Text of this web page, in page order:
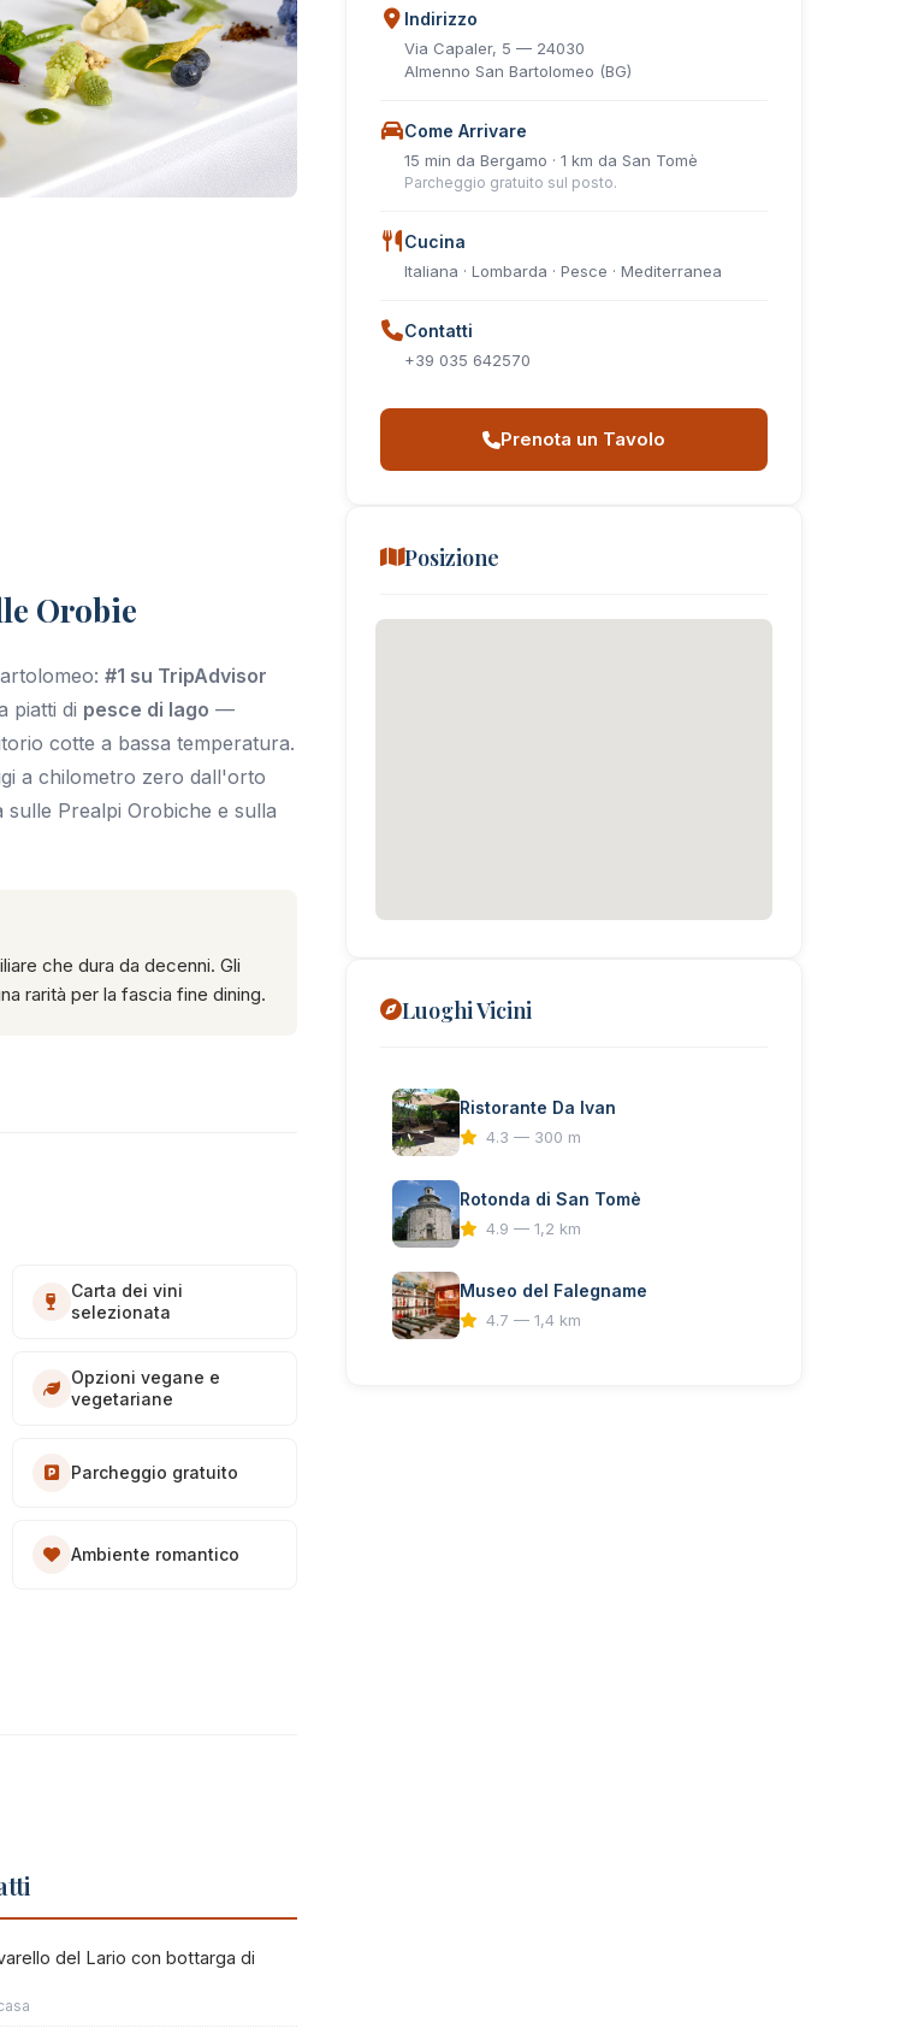
Orobie
#1 su TripAdvisor
piatti di pesce di lago —
cotte a bassa temperatura.
a chilometro zero dall'orto
Prealpi Orobiche e sulla
che dura da decenni. Gli
rarità per la fascia fine dining.
Carta dei vini
selezionata
Opzioni vegane e
vegetariane
Parcheggio gratuito
Ambiente romantico
del Lario con bottarga di
Indirizzo
Via Capaler, 5 — 24030
Almenno San Bartolomeo (BG)
Come Arrivare
15 min da Bergamo · 1 km da San Tomè
Parcheggio gratuito sul posto.
Cucina
Italiana · Lombarda · Pesce · Mediterranea
Contatti
+39 035 642570
Prenota un Tavolo
Posizione
Luoghi Vicini
Ristorante Da Ivan
4.3 — 300 m
Rotonda di San Tomè
4.9 — 1,2 km
Museo del Falegname
4.7 — 1,4 km